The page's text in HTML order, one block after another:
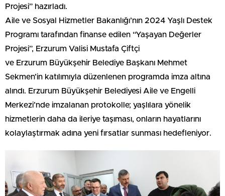
Projesi” hazırladı.
Aile ve Sosyal Hizmetler Bakanlığı’nın 2024 Yaşlı Destek
Programı tarafından finanse edilen “Yaşayan Değerler
Projesi”, Erzurum Valisi Mustafa Çiftçi
ve Erzurum Büyükşehir Belediye Başkanı Mehmet
Sekmen’in katılımıyla düzenlenen programda imza altına
alındı. Erzurum Büyükşehir Belediyesi Aile ve Engelli
Merkezi’nde imzalanan protokolle; yaşlılara yönelik
hizmetlerin daha da ileriye taşıması, onların hayatlarını
kolaylaştırmak adına yeni fırsatlar sunması hedefleniyor.